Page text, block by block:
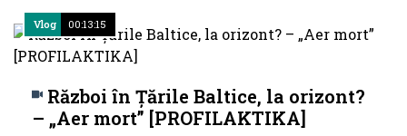
Război în Țările Baltice, la orizont?
– „Aer mort” [PROFILAKTIKA]
Vlog 00:13:15